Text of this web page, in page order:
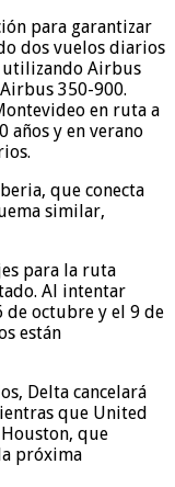
para garantizar
dos vuelos diarios
utilizando Airbus
350-900.
en ruta a
años y en verano
que conecta
similar,
para la ruta
Al intentar
octubre y el 9 de
están
Delta cancelará
que United
que
próxima